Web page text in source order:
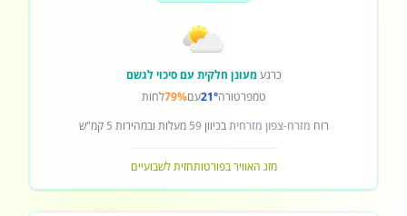
כרגעמעונן חלקית עם סיכוי לגשם
טמפרטורה21°עם79%לחות
רוח מזרח-צפון מזרחיתבכיוון59 מעלות ובמהירות 5 קמ"ש
מזג האוויר בפורטותחזית לשבועיים